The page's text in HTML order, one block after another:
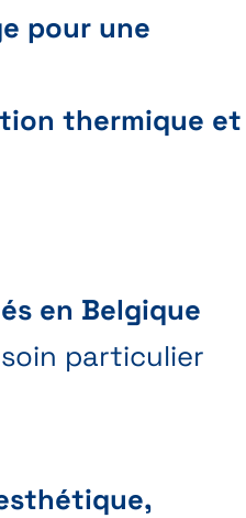
pour une
thermique et
en Belgique
particulier